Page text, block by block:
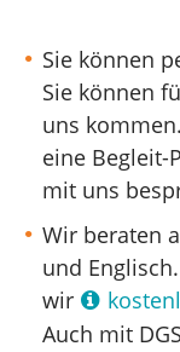
Sie können
Sie können
uns
eine Begleit-
mit uns
Wir beraten
und
wir
Auch mit